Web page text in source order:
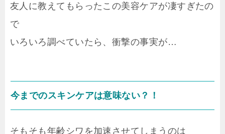
友人に教えてもらったこの美容ケアが凄すぎたの
で
いろいろ調べていたら、衝撃の事実が…
今までのスキンケアは意味ない？！
そもそも年齢シワを加速させてしまうのは